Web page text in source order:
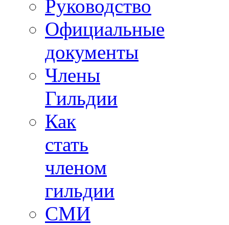
Руководство
Официальные
документы
Члены
Гильдии
Как
стать
членом
гильдии
СМИ